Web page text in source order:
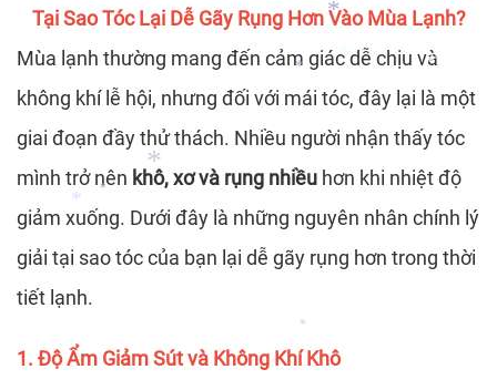
*
*
*
*
*
Tại Sao Tóc Lại Dễ Gãy Rụng Hơn Vào Mùa Lạnh?
Mùa lạnh thường mang đến cảm giác dễ chịu và
không khí lễ hội, nhưng đối với mái tóc, đây lại là một
giai đoạn đầy thử thách. Nhiều người nhận thấy tóc
mình trở nên khô, xơ và rụng nhiều hơn khi nhiệt độ
giảm xuống. Dưới đây là những nguyên nhân chính lý
giải tại sao tóc của bạn lại dễ gãy rụng hơn trong thời
tiết lạnh.
1. Độ Ẩm Giảm Sút và Không Khí Khô